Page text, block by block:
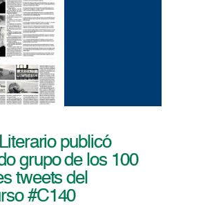
publicó
grupo de los 100
tweets del
#C140